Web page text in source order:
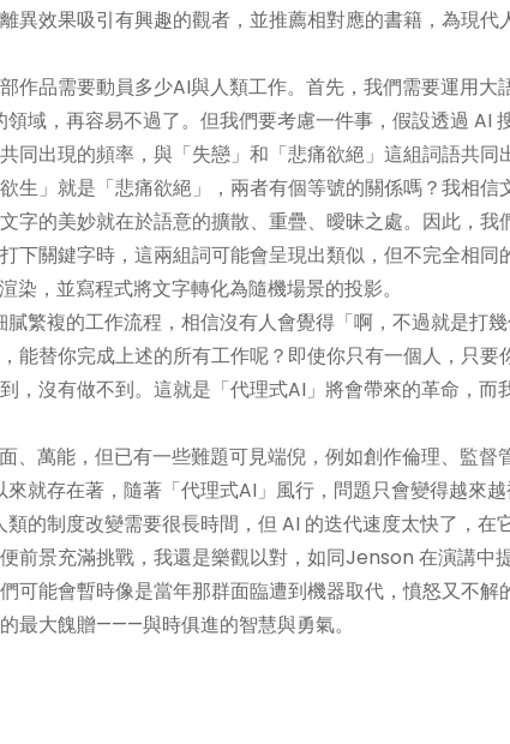
異效果吸引有興趣的觀者，並推薦相對應的書籍，為現代
作品需要動員多少AI與人類工作。首先，我們需要運用大
域，再容易不過了。但我們要考慮一件事，假設透過 AI
同出現的頻率，與「失戀」和「悲痛欲絕」這組詞語共同
生」就是「悲痛欲絕」，兩者有個等號的關係嗎？我相信
字的美妙就在於語意的擴散、重疊、曖昧之處。因此，我
下關鍵字時，這兩組詞可能會呈現出類似，但不完全相同
染，並寫程式將文字轉化為隨機場景的投影。
繁複的工作流程，相信沒有人會覺得「啊，不過就是打
能替你完成上述的所有工作呢？即使你只有一個人，只要
，沒有做不到。這就是「代理式AI」將會帶來的革命，而
、萬能，但已有一些難題可見端倪，例如創作倫理、監督
就存在著，隨著「代理式AI」風行，問題只會變得越來越
的制度改變需要很長時間，但 AI 的迭代速度太快了，在
前景充滿挑戰，我還是樂觀以對，如同Jenson 在演講中
可能會暫時像是當年那群面臨遭到機器取代，憤怒又不解
最大餽贈———與時俱進的智慧與勇氣。